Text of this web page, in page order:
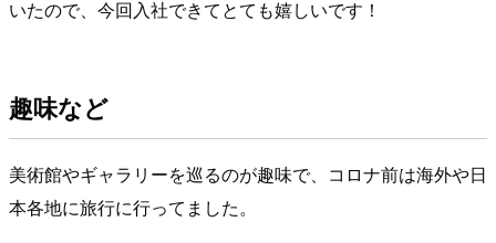
いたので、今回入社できてとても嬉しいです！
趣味など
美術館やギャラリーを巡るのが趣味で、コロナ前は海外や日
本各地に旅行に行ってました。